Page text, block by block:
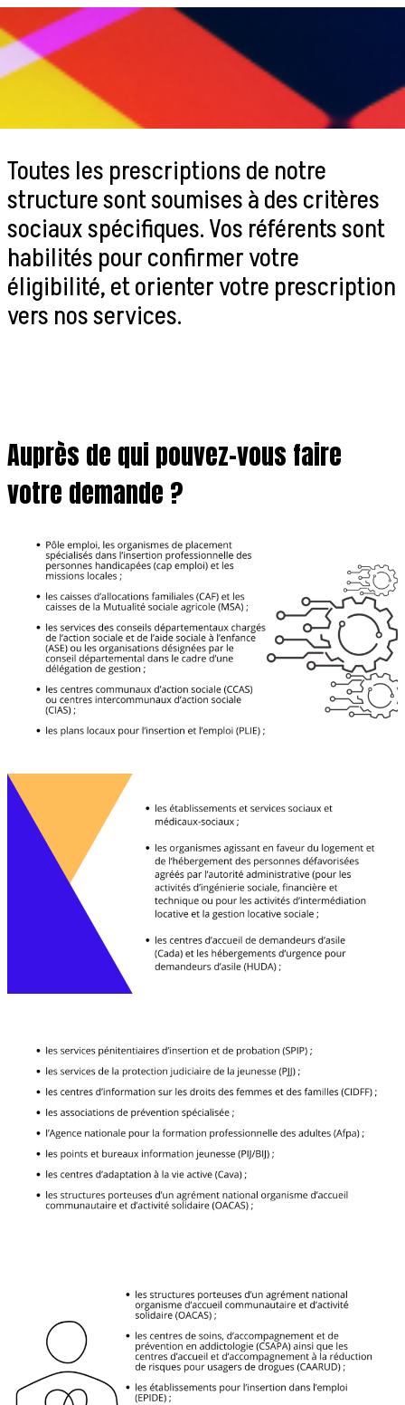
Toutes les prescriptions de notre
structure sont soumises à des critères
sociaux spécifiques. Vos référents sont
habilités pour confirmer votre
éligibilité, et orienter votre prescription
vers nos services.
Auprès de qui pouvez-vous faire
votre demande ?